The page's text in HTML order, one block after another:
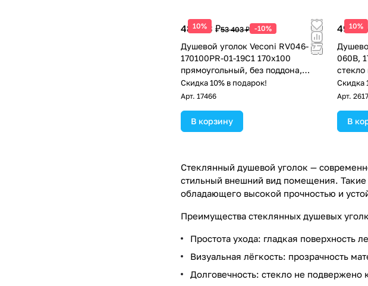
10%
48 063 ₽53 403 ₽ -10%
Душевой уголок Veconi RV046-
170100PR-01-19C1 170х100
прямоугольный, без поддона,
прозрачное стекло, хром
Скидка 10% в подарок!
Арт. 17466
В корзину
10%
49
060B,
стекло
Скидка
Арт.
В
Стеклянный душевой уголок —
стильный внешний вид помещения. Такие
обладающего высокой прочностью и
Преимущества стеклянных душевых
Простота ухода: гладкая поверхность
Визуальная лёгкость: прозрачность
Долговечность: стекло не подвержено